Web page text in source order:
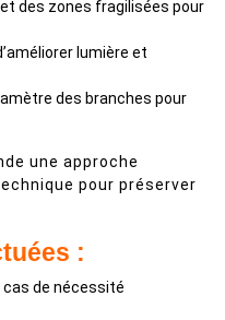
et des zones fragilisées pour
lumière et
des branches pour
une approche
pour préserver
:
cas de nécessité